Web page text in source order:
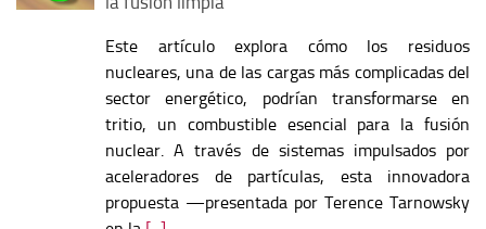
Este artículo explora cómo los residuos
nucleares, una de las cargas más complicadas del
sector energético, podrían transformarse en
tritio, un combustible esencial para la fusión
nuclear. A través de sistemas impulsados por
aceleradores de partículas, esta innovadora
propuesta —presentada por Terence Tarnowsky